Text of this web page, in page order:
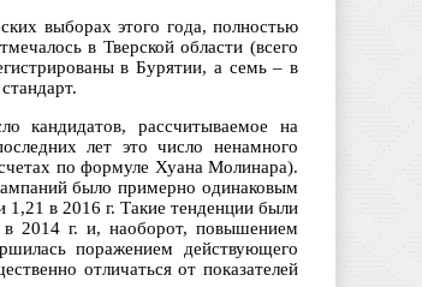
выборах этого года, полностью
в Тверской области (всего
в Бурятии, а семь – в
кандидатов, рассчитываемое на
лет это число ненамного
по формуле Хуана Молинара).
было примерно одинаковым
1,21 в 2016 г. Такие тенденции были
в 2014 г. и, наоборот, повышением
поражением действующего
отличаться от показателей